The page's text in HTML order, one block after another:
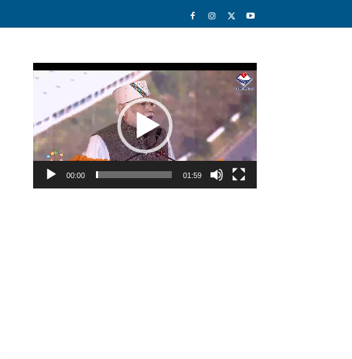
Video
Player
00:00 01:59